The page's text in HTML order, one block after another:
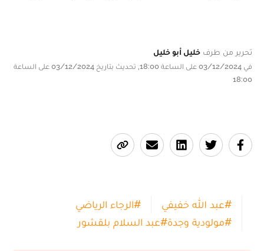
تحرير من طرف خليل أبو خليل
في 03/12/2024 على الساعة 18:00, تحديث بتاريخ 03/12/2024 على الساعة
18:00
#عبد الله خفيفي #الرجاء الرياضي
#مولودية وجدة#عبد السلام بلقشور